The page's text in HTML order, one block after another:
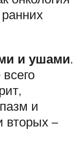
и ушами.
и
вторых –